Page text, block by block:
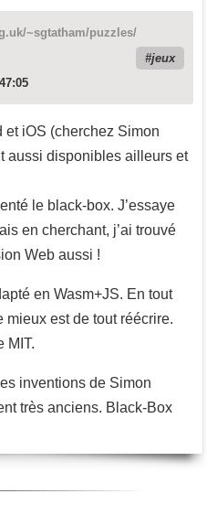
~sgtatham/puzzles/
jeux
iOS (cherchez Simon
aussi disponibles ailleurs et
le black-box. J’essaye
en cherchant, j’ai trouvé
Web aussi !
en Wasm+JS. En tout
est de tout réécrire.
MIT.
inventions de Simon
très anciens. Black-Box